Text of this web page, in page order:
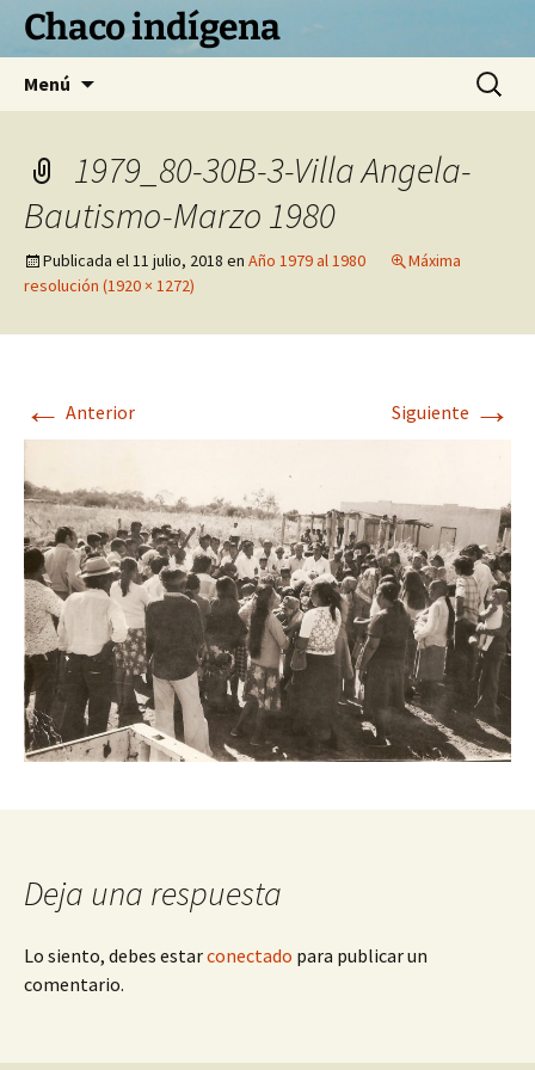
Chaco indígena
Menú Buscar:
1979_80-30B-3-Villa Angela-
Bautismo-Marzo 1980
Publicada el11 julio, 2018 en Año 1979 al 1980
Máxima
resolución (1920 × 1272)
← Anterior Siguiente →
Deja una respuesta
Lo siento, debes estarconectado para publicar un
comentario.